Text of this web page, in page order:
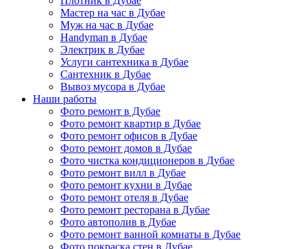
Мастер на час в Дубае
Муж на час в Дубае
Handyman в Дубае
Электрик в Дубае
Услуги сантехника в Дубае
Сантехник в Дубае
Вывоз мусора в Дубае
Наши работы
Фото ремонт в Дубае
Фото ремонт квартир в Дубае
Фото ремонт офисов в Дубае
Фото ремонт домов в Дубае
Фото чистка кондиционеров в Дубае
Фото ремонт вилл в Дубае
Фото ремонт кухни в Дубае
Фото ремонт отеля в Дубае
Фото ремонт ресторана в Дубае
Фото автополив в Дубае
Фото ремонт ванной комнаты в Дубае